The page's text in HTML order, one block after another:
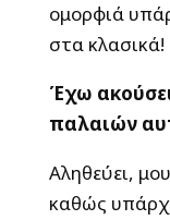
ομορφιά
στα κλασικά!
Έχω
παλαιών
Αληθεύει,
καθώς